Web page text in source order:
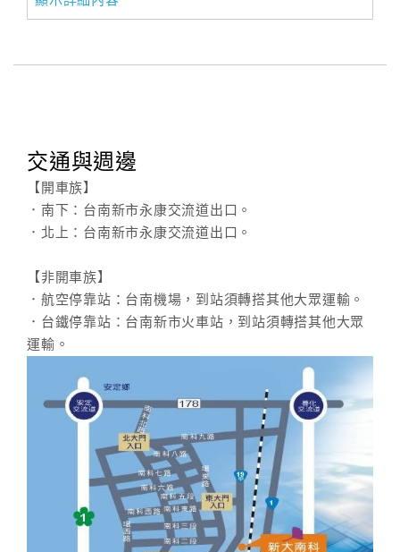
交通與週邊
【開車族】
．南下：台南新市永康交流道出口。
．北上：台南新市永康交流道出口。
【非開車族】
．航空停靠站：台南機場，到站須轉搭其他大眾運輸。
．台鐵停靠站：台南新市火車站，到站須轉搭其他大眾
運輸。